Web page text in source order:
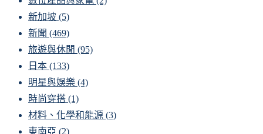
新加坡 (5)
新聞 (469)
旅遊與休閒 (95)
日本 (133)
明星與娛樂 (4)
時尚穿搭 (1)
材料、化學和能源 (3)
東南亞 (2)